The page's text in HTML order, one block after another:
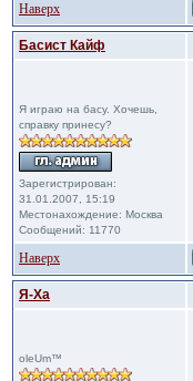
Наверх
Басист Кайф
Я играю на басу. Хочешь,
справку принесу?
Зарегистрирован:
31.01.2007, 15:19
Местонахождение: Москва
Сообщений: 11770
Наверх
Я-Ха
oleUm™